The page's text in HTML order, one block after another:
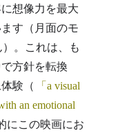
想像力を最大
す（月面のモ
。これは、も
方針を転換
験（
a visual
an emotional
にこの映画にお